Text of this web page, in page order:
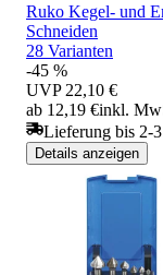
Ruko Kegel- und
Schneiden
28 Varianten
-45 %
UVP 22,10 €
ab 12,19 €inkl.
Lieferung bis 2-
Details anzeigen